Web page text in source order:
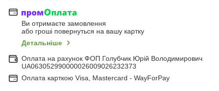
Ви отримаєте замовлення
або гроші повернуться на вашу картку
Детальніше
Оплата на рахунок ФОП Голубчик Юрій Володимирович
UA063052990000026009026232373
Оплата карткою Visa, Mastercard - WayForPay